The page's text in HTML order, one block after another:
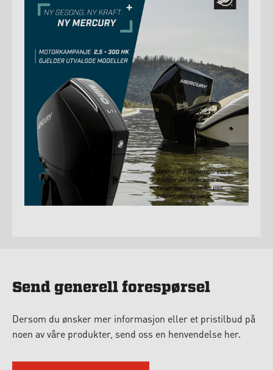
Send generell forespørsel
Dersom du ønsker mer informasjon eller et pristilbud på
noen av våre produkter, send oss en henvendelse her.